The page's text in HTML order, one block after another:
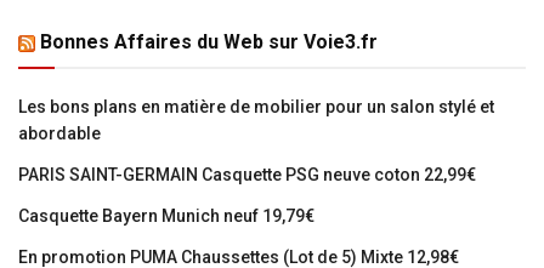
Bonnes Affaires du Web sur Voie3.fr
Les bons plans en matière de mobilier pour un salon stylé et
abordable
PARIS SAINT-GERMAIN Casquette PSG neuve coton 22,99€
Casquette Bayern Munich neuf 19,79€
En promotion PUMA Chaussettes (Lot de 5) Mixte 12,98€